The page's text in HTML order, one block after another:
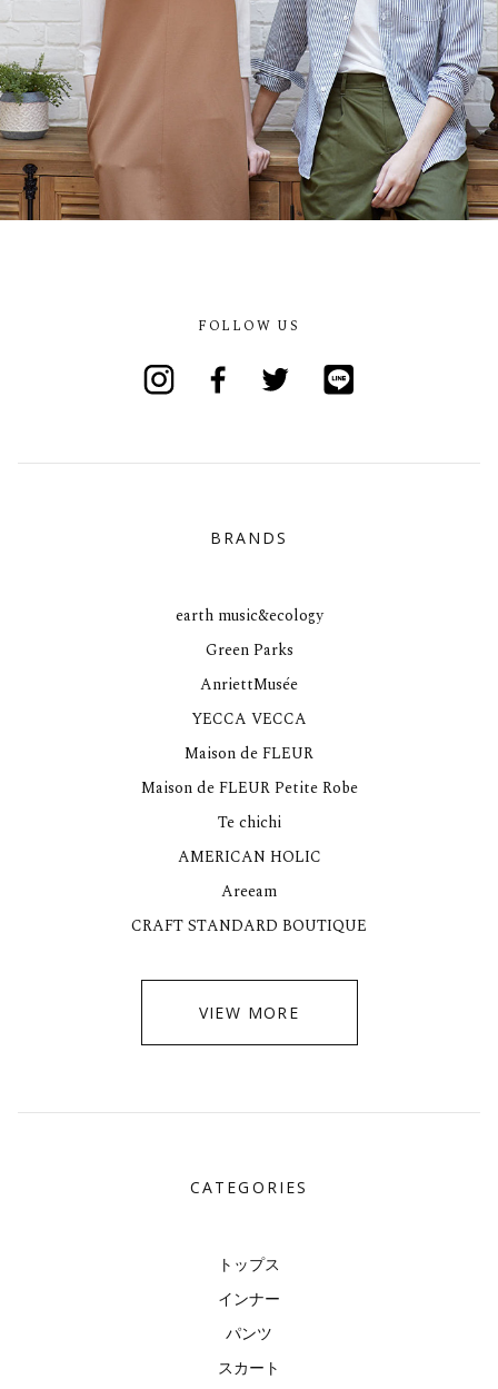
FOLLOW US
BRANDS
earth music&ecology
Green Parks
AnriettMusée
YECCA VECCA
Maison de FLEUR
Maison de FLEUR Petite Robe
Te chichi
AMERICAN HOLIC
Areeam
CRAFT STANDARD BOUTIQUE
VIEW MORE
CATEGORIES
トップス
インナー
パンツ
スカート